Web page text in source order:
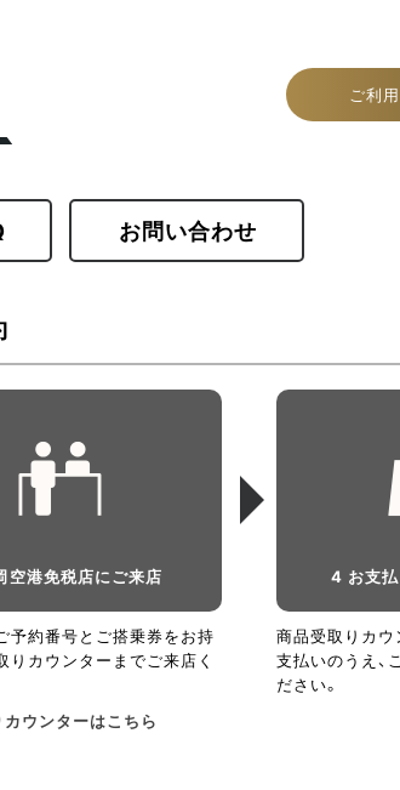
継いだ象徴的な大輪の花のモチーフが輝き、
飾ります。プレスパターンは、花びらが重なり
ご利
お問い合わせ
空港免税店にご来店
予約番号とご搭乗券をお持
りカウンターまでご来店く
ウンターはこちら
4 お支払
商品受取りカ
支払いのうえ、
ださい。